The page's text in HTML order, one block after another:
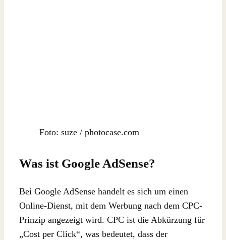
Foto: suze / photocase.com
Was ist Google AdSense?
Bei Google AdSense handelt es sich um einen
Online-Dienst, mit dem Werbung nach dem CPC-
Prinzip angezeigt wird. CPC ist die Abkürzung für
„Cost per Click“, was bedeutet, dass der